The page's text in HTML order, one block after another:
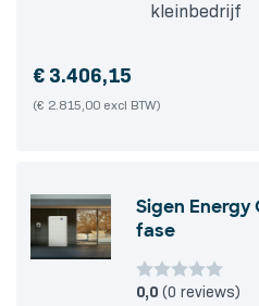
kleinbedrijf
€ 3.406,15
(€ 2.815,00 excl BTW)
Sigen Energy
fase
0,0 (0 reviews)